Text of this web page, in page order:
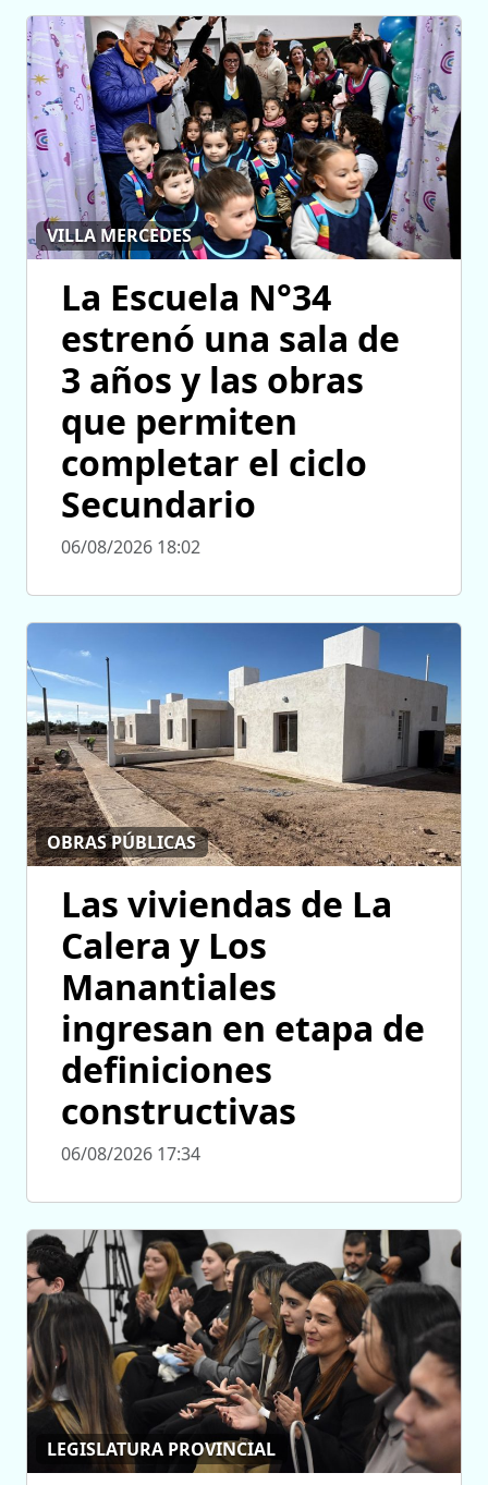
VILLA MERCEDES
La Escuela N°34
estrenó una sala de
3 años y las obras
que permiten
completar el ciclo
Secundario
06/08/2026 18:02
OBRAS PÚBLICAS
Las viviendas de La
Calera y Los
Manantiales
ingresan en etapa de
definiciones
constructivas
06/08/2026 17:34
LEGISLATURA PROVINCIAL